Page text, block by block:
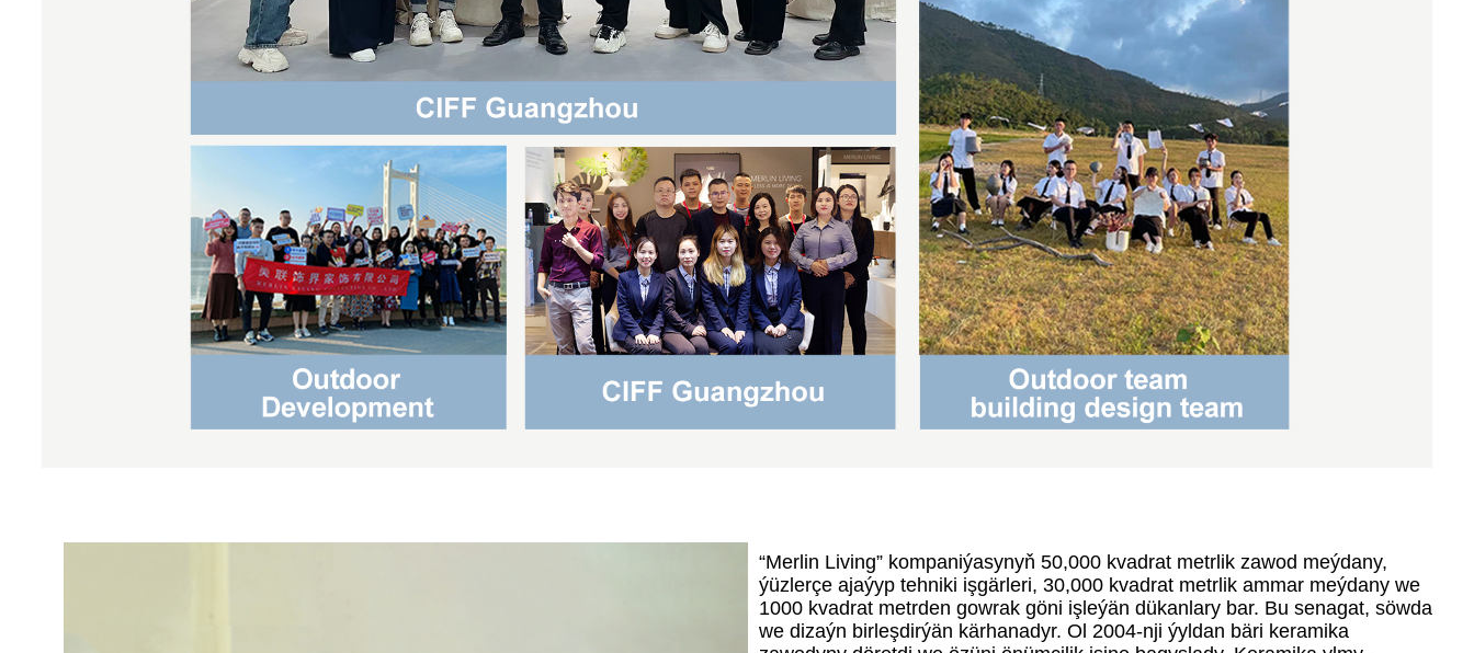
“Merlin Living” kompaniýasynyň 50,000 kvadrat metrlik zawod meýdany,
ýüzlerçe ajaýyp tehniki işgärleri, 30,000 kvadrat metrlik ammar meýdany we
1000 kvadrat metrden gowrak göni işleýän dükanlary bar. Bu senagat, söwda
we dizaýn birleşdirýän kärhanadyr. Ol 2004-nji ýyldan bäri keramika